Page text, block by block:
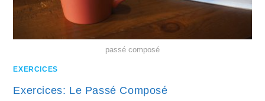
passé composé
EXERCICES
Exercices: Le Passé Composé